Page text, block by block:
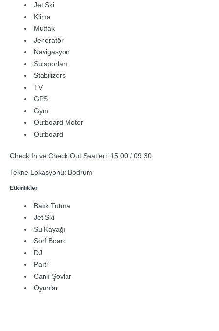
Jet Ski
Klima
Mutfak
Jeneratör
Navigasyon
Su sporları
Stabilizers
TV
GPS
Gym
Outboard Motor
Outboard
Check In ve Check Out Saatleri: 15.00 / 09.30
Tekne Lokasyonu: Bodrum
Etkinlikler
Balık Tutma
Jet Ski
Su Kayağı
Sörf Board
DJ
Parti
Canlı Şovlar
Oyunlar